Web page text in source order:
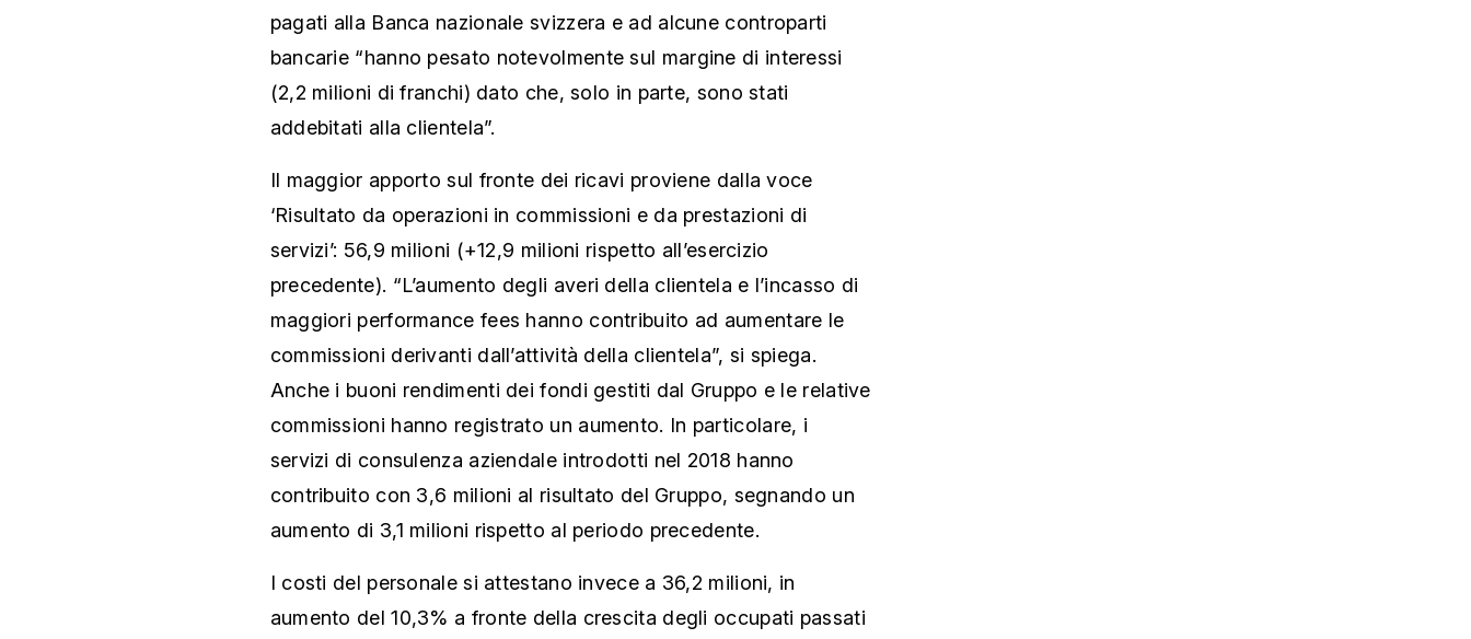
pagati alla Banca nazionale svizzera e ad alcune controparti
bancarie “hanno pesato notevolmente sul margine di interessi
(2,2 milioni di franchi) dato che, solo in parte, sono stati
addebitati alla clientela”.
Il maggior apporto sul fronte dei ricavi proviene dalla voce
‘Risultato da operazioni in commissioni e da prestazioni di
servizi’: 56,9 milioni (+12,9 milioni rispetto all’esercizio
precedente). “L’aumento degli averi della clientela e l’incasso di
maggiori performance fees hanno contribuito ad aumentare le
commissioni derivanti dall’attività della clientela”, si spiega.
Anche i buoni rendimenti dei fondi gestiti dal Gruppo e le relative
commissioni hanno registrato un aumento. In particolare, i
servizi di consulenza aziendale introdotti nel 2018 hanno
contribuito con 3,6 milioni al risultato del Gruppo, segnando un
aumento di 3,1 milioni rispetto al periodo precedente.
I costi del personale si attestano invece a 36,2 milioni, in
aumento del 10,3% a fronte della crescita degli occupati passati